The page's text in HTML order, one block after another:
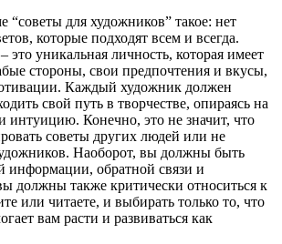
для художников” такое: нет
которые подходят всем и всегда.
уникальная личность, которая имеет
стороны, свои предпочтения и вкусы,
Каждый художник должен
свой путь в творчестве, опираясь на
интуицию. Конечно, это не значит, что
советы других людей или не
Наоборот, вы должны быть
информации, обратной связи и
должны также критически относиться к
или читаете, и выбирать только то, что
вам расти и развиваться как